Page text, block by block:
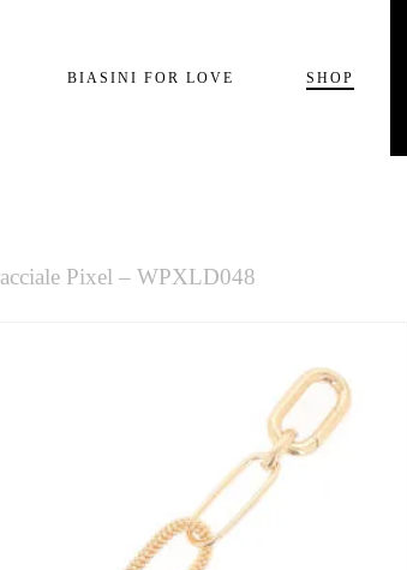
BIASINI FOR LOVE SHOP
Pixel – WPXLD048